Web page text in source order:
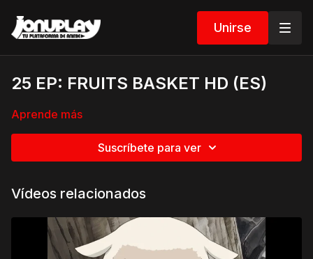
Unirse
25 EP: FRUITS BASKET HD (ES)
Aprende más
Suscríbete para ver
Vídeos relacionados